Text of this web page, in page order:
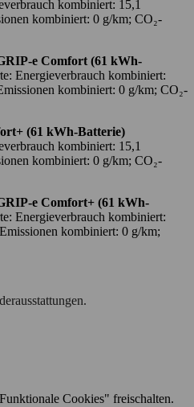
kombiniert: 15,1
kombiniert: 0 g/km; CO₂-
e Comfort (61 kWh-
Energieverbrauch kombiniert:
kombiniert: 0 g/km; CO₂-
(61 kWh-Batterie)
kombiniert: 15,1
kombiniert: 0 g/km; CO₂-
e Comfort+ (61 kWh-
Energieverbrauch kombiniert:
kombiniert: 0 g/km;
Cookies" freischalten.